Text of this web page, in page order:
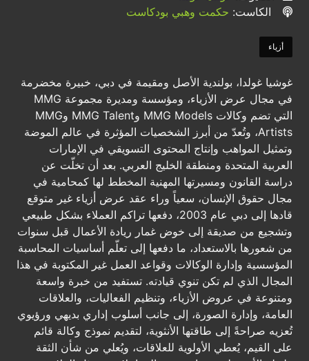
الكاست: حكمت وهبي بودكاست
أزياء
غوشيا غولدا، بولندية الأصل ومقيمة في دبي، خبيرة مخضرمة
في مجال عرض الأزياء، ومؤسسة ومديرة مجموعة MMG
التي تضم وكالات MMG Models وMMG Talent وMMG
Artists، وتُعدّ من أبرز الشخصيات المؤثرة في عالم الموضة
وتمثيل المواهب وإنتاج المحتوى التسويقي في الإمارات
العربية المتحدة ومنطقة الخليج العربي. بعد أن تخلّت عن
دراسة القانون ومسيرتها المهنية المخطط لها كمحامية في
مجال حقوق الإنسان، سعياً وراء عقد عرض أزياء غير متوقع
قادها إلى دبي عام 2003، دفعها تراكم العملاء بشكل طبيعي
وتشجيع من صديقة إلى خوض غمار ريادة الأعمال قبل سنوات
من شعورها بالاستعداد، ما دفعها إلى تعلّم أساسيات المحاسبة
المؤسسية وإدارة الوكالات وقواعد العمل غير المكتوبة في هذا
المجال الذي لم تكن تنوي قيادته. تستفيد من خبرة واسعة
ومتنوعة في عروض الأزياء، وتنظيم الفعاليات، والعلاقات
العامة، وإدارة الصورة، إلى جانب أسلوب إداري بديهي ورؤيوي
تُعزيه صراحةً إلى طاقتها الأنثوية، لتقديم نموذج وكالة قائم
على القيم، يُعطي الأولوية للعلاقات، ويُعلي من شأن الثقة